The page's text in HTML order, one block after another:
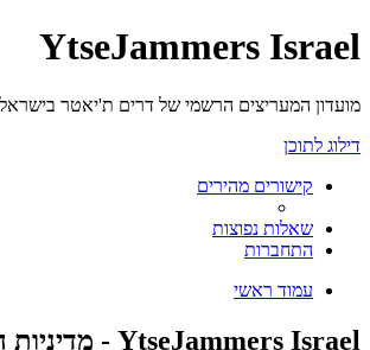
YtseJammers Israel
מועדון המעריצים הרשמי של דרים ת'יאטר בישראל
דילוג לתוכן
קישורים מהירים
שאלות נפוצות
התחברות
עמוד ראשי
YtseJammers Israel - מדיניות הפרטיות